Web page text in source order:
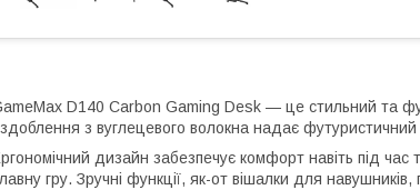
D140 Carbon Gaming Desk — це стильний та
з вуглецевого волокна надає
дизайн забезпечує комфорт навіть під
гру. Зручні функції, як-от вішалки для